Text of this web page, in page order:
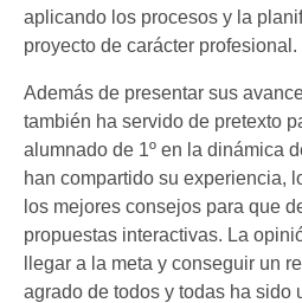
aplicando los procesos y la
proyecto de carácter profesional.
Además de presentar sus
también ha servido de pretexto
alumnado de 1º en la dinámica
han compartido su experiencia,
los mejores consejos para que
propuestas interactivas. La
llegar a la meta y conseguir un
agrado de todos y todas ha sido